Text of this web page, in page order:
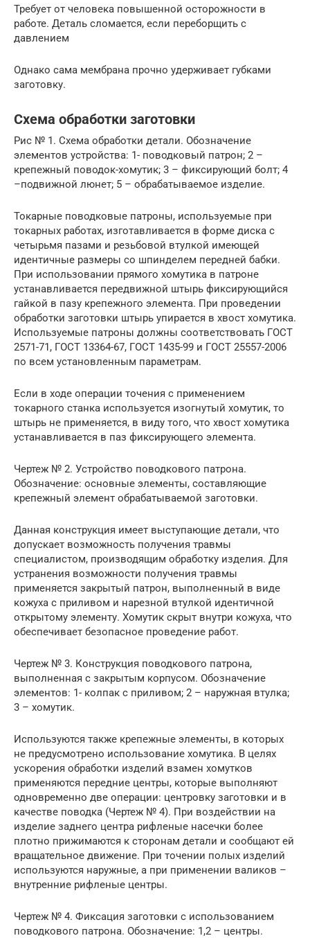
Требует от человека повышенной осторожности в
работе. Деталь сломается, если переборщить с
давлением
Однако сама мембрана прочно удерживает губками
заготовку.
Схема обработки заготовки
Рис № 1. Схема обработки детали. Обозначение
элементов устройства: 1- поводковый патрон; 2 –
крепежный поводок-хомутик; 3 – фиксирующий болт; 4
–подвижной люнет; 5 – обрабатываемое изделие.
Токарные поводковые патроны, используемые при
токарных работах, изготавливается в форме диска с
четырьмя пазами и резьбовой втулкой имеющей
идентичные размеры со шпинделем передней бабки.
При использовании прямого хомутика в патроне
устанавливается передвижной штырь фиксирующийся
гайкой в пазу крепежного элемента. При проведении
обработки заготовки штырь упирается в хвост хомутика.
Используемые патроны должны соответствовать ГОСТ
2571-71, ГОСТ 13364-67, ГОСТ 1435-99 и ГОСТ 25557-2006
по всем установленным параметрам.
Если в ходе операции точения с применением
токарного станка используется изогнутый хомутик, то
штырь не применяется, в виду того, что хвост хомутика
устанавливается в паз фиксирующего элемента.
Чертеж № 2. Устройство поводкового патрона.
Обозначение: основные элементы, составляющие
крепежный элемент обрабатываемой заготовки.
Данная конструкция имеет выступающие детали, что
допускает возможность получения травмы
специалистом, производящим обработку изделия. Для
устранения возможности получения травмы
применяется закрытый патрон, выполненный в виде
кожуха с приливом и нарезной втулкой идентичной
открытому элементу. Хомутик скрыт внутри кожуха, что
обеспечивает безопасное проведение работ.
Чертеж № 3. Конструкция поводкового патрона,
выполненная с закрытым корпусом. Обозначение
элементов: 1- колпак с приливом; 2 – наружная втулка;
3 – хомутик.
Используются также крепежные элементы, в которых
не предусмотрено использование хомутика. В целях
ускорения обработки изделий взамен хомутков
применяются передние центры, которые выполняют
одновременно две операции: центровку заготовки и в
качестве поводка (Чертеж № 4). При воздействии на
изделие заднего центра рифленые насечки более
плотно прижимаются к сторонам детали и сообщают ей
вращательное движение. При точении полых изделий
используются наружные, а при применении валиков –
внутренние рифленые центры.
Чертеж № 4. Фиксация заготовки с использованием
поводкового патрона. Обозначение: 1,2 – центры.